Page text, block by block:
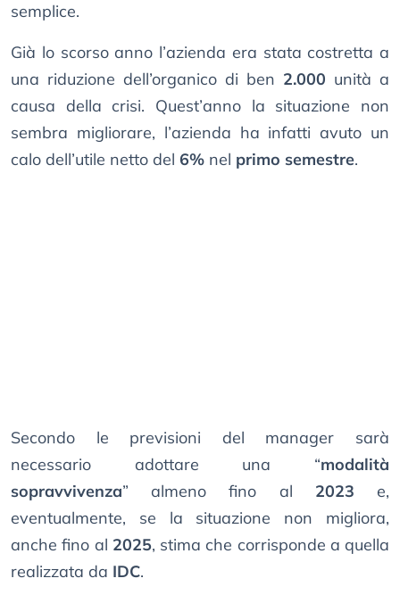
semplice.
Già lo scorso anno l’azienda era stata costretta a
una riduzione dell’organico di ben 2.000 unità a
causa della crisi. Quest’anno la situazione non
sembra migliorare, l’azienda ha infatti avuto un
calo dell’utile netto del 6% nel primo semestre.
Secondo le previsioni del manager sarà
necessario adottare una “modalità
sopravvivenza” almeno fino al 2023 e,
eventualmente, se la situazione non migliora,
anche fino al 2025, stima che corrisponde a quella
realizzata da IDC.